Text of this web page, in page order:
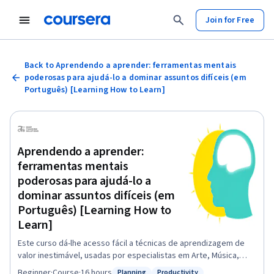
Join for Free
Back to Aprendendo a aprender: ferramentas mentais
poderosas para ajudá-lo a dominar assuntos difíceis (em
Português) [Learning How to Learn]
Aprendendo a aprender:
ferramentas mentais
poderosas para ajudá-lo a
dominar assuntos difíceis (em
Português) [Learning How to
Learn]
Este curso dá-lhe acesso fácil a técnicas de aprendizagem de
valor inestimável, usadas por especialistas em Arte, Música,
Literatura, Matemática, Ciência, Esportes e muitas outras